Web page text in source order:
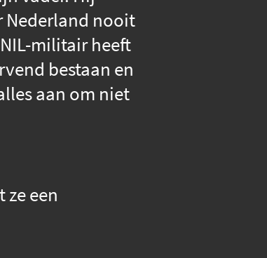
Nederland nooit
militair heeft
bestaan en
aan om niet
een